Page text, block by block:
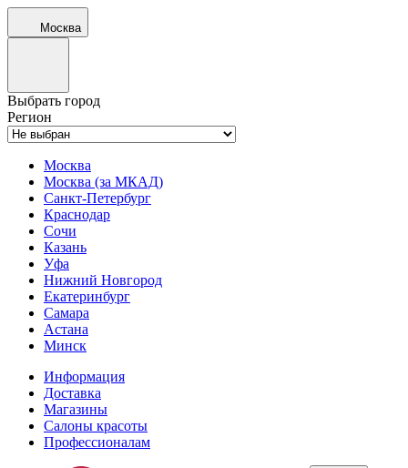
Москва
Выбрать город
Регион
Москва
Москва (за МКАД)
Санкт-Петербург
Краснодар
Сочи
Казань
Уфа
Нижний Новгород
Екатеринбург
Самара
Астана
Минск
Информация
Доставка
Магазины
Салоны красоты
Профессионалам